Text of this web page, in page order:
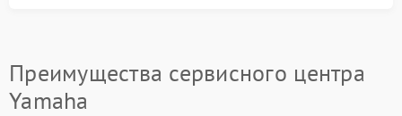
Преимущества сервисного центра
Yamaha